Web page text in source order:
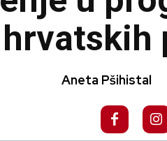
Aneta Pšihistal